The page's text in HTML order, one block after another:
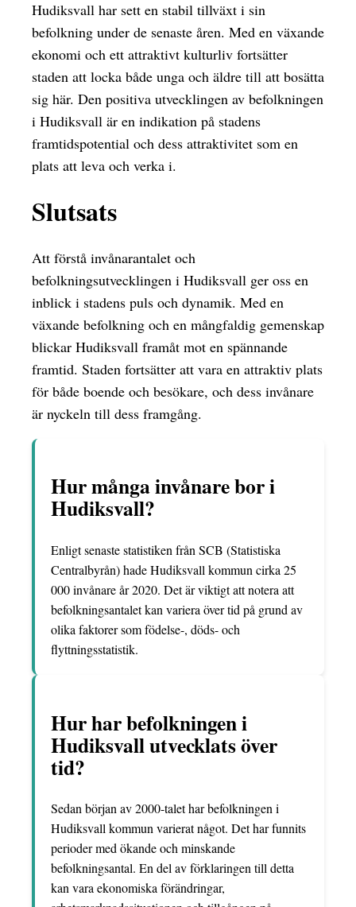
Hudiksvall har sett en stabil tillväxt i sin
befolkning under de senaste åren. Med en växande
ekonomi och ett attraktivt kulturliv fortsätter
staden att locka både unga och äldre till att bosätta
sig här. Den positiva utvecklingen av befolkningen
i Hudiksvall är en indikation på stadens
framtidspotential och dess attraktivitet som en
plats att leva och verka i.
Slutsats
Att förstå invånarantalet och
befolkningsutvecklingen i Hudiksvall ger oss en
inblick i stadens puls och dynamik. Med en
växande befolkning och en mångfaldig gemenskap
blickar Hudiksvall framåt mot en spännande
framtid. Staden fortsätter att vara en attraktiv plats
för både boende och besökare, och dess invånare
är nyckeln till dess framgång.
Hur många invånare bor i
Hudiksvall?
Enligt senaste statistiken från SCB (Statistiska
Centralbyrån) hade Hudiksvall kommun cirka 25
000 invånare år 2020. Det är viktigt att notera att
befolkningsantalet kan variera över tid på grund av
olika faktorer som födelse-, döds- och
flyttningsstatistik.
Hur har befolkningen i
Hudiksvall utvecklats över
tid?
Sedan början av 2000-talet har befolkningen i
Hudiksvall kommun varierat något. Det har funnits
perioder med ökande och minskande
befolkningsantal. En del av förklaringen till detta
kan vara ekonomiska förändringar,